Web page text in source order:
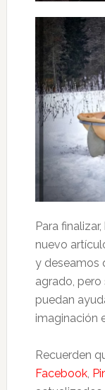
Para
nuevo
y deseamos
agrado,
puedan
imaginación
Recuerden
Facebook,